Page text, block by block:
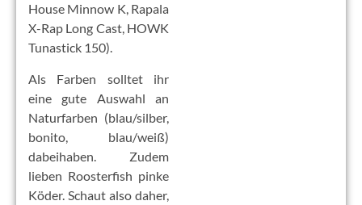
House Minnow K, Rapala
X-Rap Long Cast, HOWK
Tunastick 150).
Als Farben solltet ihr
eine gute Auswahl an
Naturfarben (blau/silber,
bonito, blau/weiß)
dabeihaben. Zudem
lieben Roosterfish pinke
Köder. Schaut also daher,